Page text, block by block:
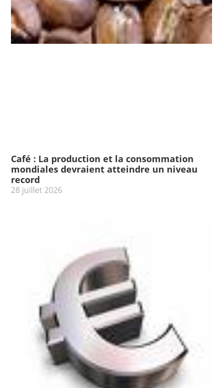
Café : La production et la consommation
mondiales devraient atteindre un niveau
record
28 juillet 2026